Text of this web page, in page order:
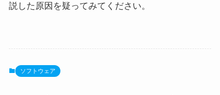
説した原因を疑ってみてください。
ソフトウェア